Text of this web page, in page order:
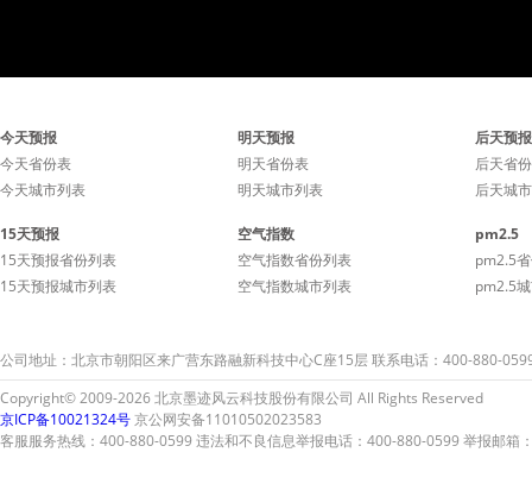
感冒极易发生，避免去人群
密集的场所，勤洗手勤通风
有利于降低感冒几率。
感冒容
集的场
今天预报
今天省份表
今天城市列表
明天预报
明天省份表
明天城市列表
后天预报
后天省
后天城
15天预报
15天预报省份列表
15天预报城市列表
空气指数
空气指数省份列表
空气指数城市列表
pm2.5
pm2.5
pm2.5
公司地址：北京市朝阳区来广营东路融新科技中心C座15层 联系电话：400-880-
Copyright© 2009-2026 北京墨迹风云科技股份有限公司 All Rights Reserved
京ICP备10021324号京公网安备11010502023583
客服服务热线：400-880-0599 违法和不良信息举报电话：400-880-0599 举报邮箱